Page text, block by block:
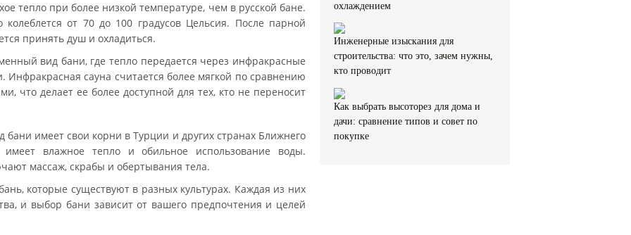
тепло при более низкой температуре, чем в русской бане.
от 70 до 100 градусов Цельсия. После парной
принять душ и охладиться.
вид бани, где тепло передается через инфракрасные
Инфракрасная сауна считается более мягкой по сравнению
что делает ее более доступной для тех, кто не переносит
имеет свои корни в Турции и других странах Ближнего
влажное тепло и обильное использование воды.
массаж, скрабы и обертывания тела.
которые существуют в разных культурах. Каждая из них
и выбор бани зависит от вашего предпочтения и целей
охлаждением
Инженерные изыскания для
строительства: что это, зачем нужны,
кто проводит
Как выбрать высоторез для дома и
дачи: сравнение типов и совет по
покупке